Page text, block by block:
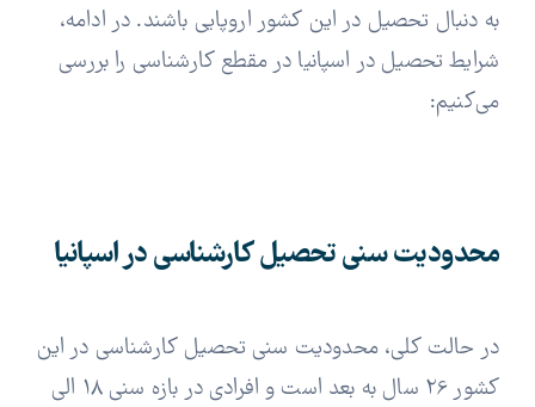
به دنبال تحصیل در این کشور اروپایی باشند. در ادامه،
شرایط تحصیل در اسپانیا در مقطع کارشناسی را بررسی
می‌کنیم:
محدودیت سنی تحصیل کارشناسی در اسپانیا
در حالت کلی، محدودیت سنی تحصیل کارشناسی در این
کشور 26 سال به بعد است و افرادی در بازه سنی 18 الی